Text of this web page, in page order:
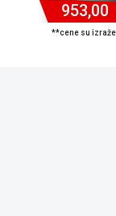
953,00
**cene su